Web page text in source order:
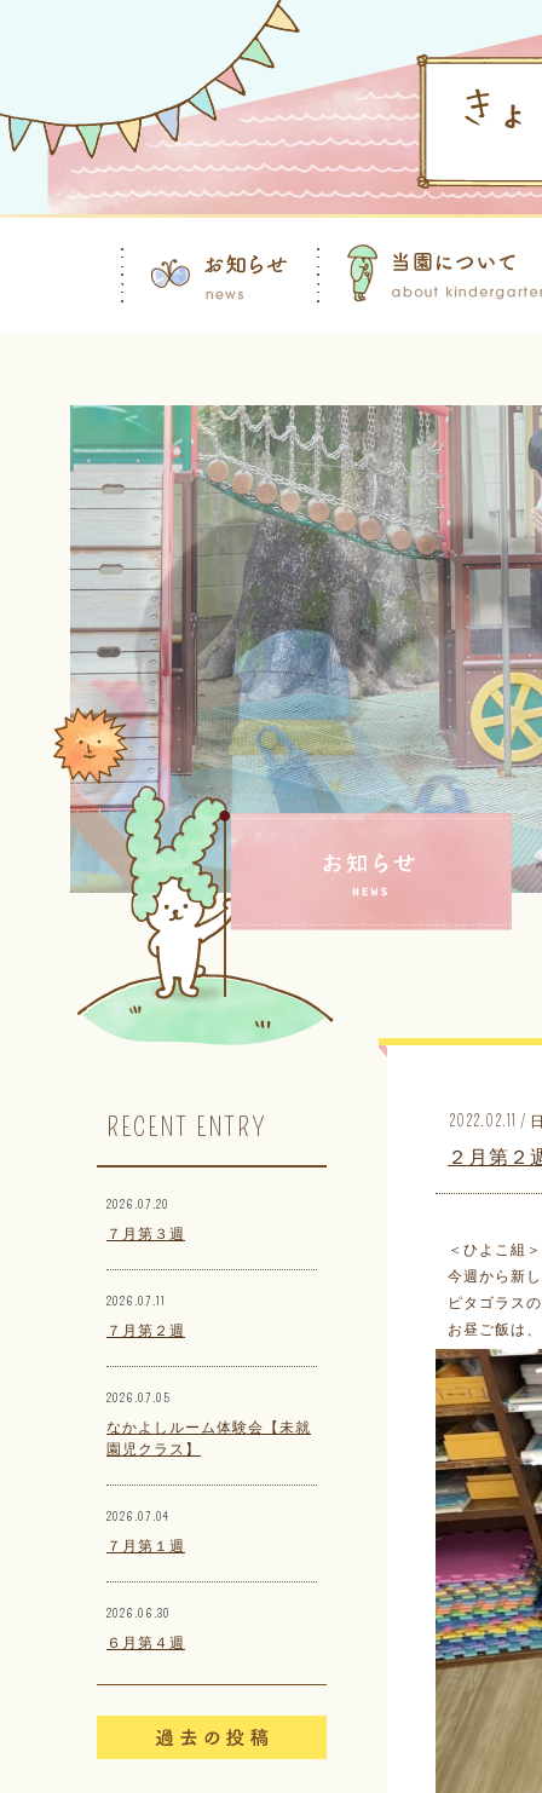
RECENT ENTRY
2026.07.20
７月第３週
2026.07.11
７月第２週
2026.07.05
なかよしルーム体験会【未就
園児クラス】
2026.07.04
７月第１週
2026.06.30
６月第４週
2022.02.11 /
２月第２
＜ひよこ組＞
今週から新
ピタゴラス
お昼ご飯は